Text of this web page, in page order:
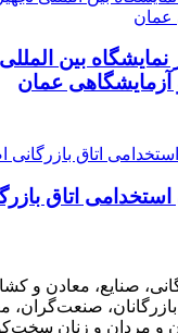
نمایشگاه بین
عمان
استخدامی اتاق
صنایع، معادن و
بازرگانان، صنعت‌گران،
و مردان و زنان